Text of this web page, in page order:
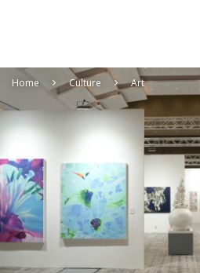
Home Culture Art